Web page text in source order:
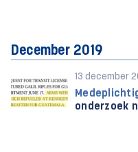
December 2019
13 december
onderzoek